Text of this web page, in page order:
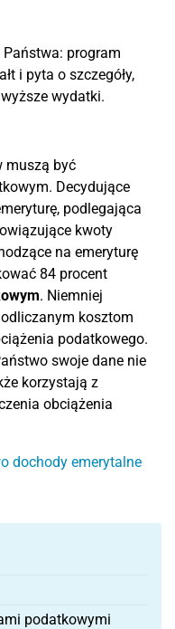
program
i pyta o szczegóły,
wydatki.
muszą być
Decydujące
podlegająca
kwoty
na emeryturę
84 procent
. Niemniej
kosztom
podatkowego.
swoje dane nie
korzystają z
obciążenia
dochody emerytalne
podatkowymi